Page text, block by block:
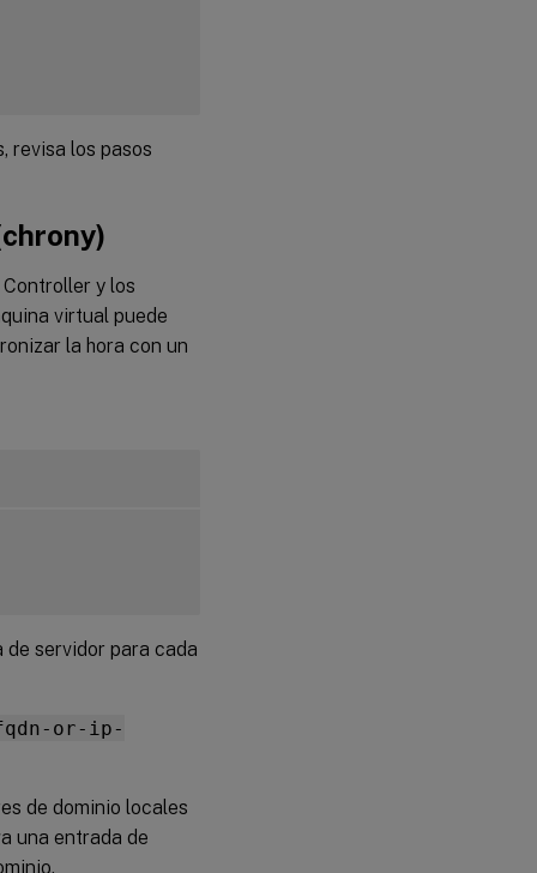
revisa los pasos
y los
virtual puede
la hora con un
servidor para cada
or-ip-
de dominio locales
una entrada de